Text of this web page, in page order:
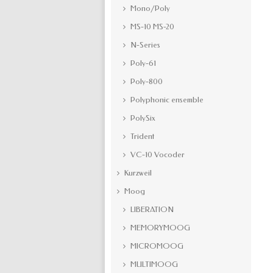
Mono/Poly
MS-10 MS-20
N-Series
Poly-61
Poly-800
Polyphonic ensemble
PolySix
Trident
VC-10 Vocoder
Kurzweil
Moog
LIBERATION
MEMORYMOOG
MICROMOOG
MULTIMOOG